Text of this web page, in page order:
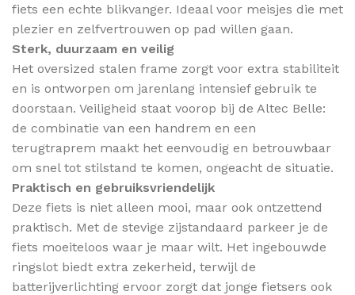
fiets een echte blikvanger. Ideaal voor meisjes die met
plezier en zelfvertrouwen op pad willen gaan.
Sterk, duurzaam en veilig
Het oversized stalen frame zorgt voor extra stabiliteit
en is ontworpen om jarenlang intensief gebruik te
doorstaan. Veiligheid staat voorop bij de Altec Belle:
de combinatie van een handrem en een
terugtraprem maakt het eenvoudig en betrouwbaar
om snel tot stilstand te komen, ongeacht de situatie.
Praktisch en gebruiksvriendelijk
Deze fiets is niet alleen mooi, maar ook ontzettend
praktisch. Met de stevige zijstandaard parkeer je de
fiets moeiteloos waar je maar wilt. Het ingebouwde
ringslot biedt extra zekerheid, terwijl de
batterijverlichting ervoor zorgt dat jonge fietsers ook